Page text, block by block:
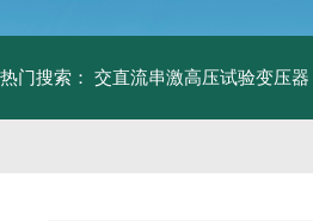
热门搜索： 交直流串激高压试验变压器